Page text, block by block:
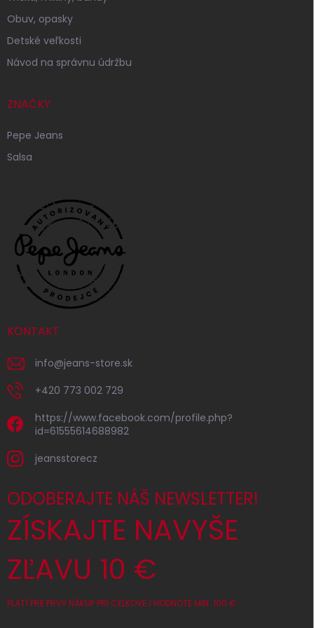
Obuv, opasky
Detské veľkosti
Návod na správnu údržbu
ZNAČKY
Pepe Jeans
Salsa
KONTAKT
info@jeans-store.sk
+420 773 002 729
https://www.facebook.com/profile.php?
id=61555614688982
jeansstorecz
ODOBERAJTE NÁŠ NEWSLETTER!
ZÍSKAJTE NAVYŠE
ZĽAVU 10 €
PLATÍ PRE PRVÝ NÁKUP PRI CELKOVEJ HODNOTE MIN. 100 €